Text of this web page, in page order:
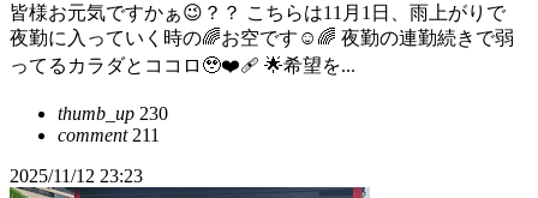
皆様お元気ですかぁ😉？？ こちらは11月1日、雨上がりで
夜勤に入っていく時の🌈お空です☺️🌈 夜勤の連勤続きで弱
ってるカラダとココロ🥹❤️‍🩹 🌟希望を...
thumb_up 230
comment211
2025/11/12 23:23